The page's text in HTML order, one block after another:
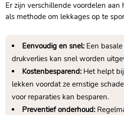
Er zijn verschillende voordelen
als methode om lekkages op te
Eenvoudig en snel:Een
drukverlies kan snel worden
Kostenbesparend:Het helpt
lekken voordat ze ernstige
voor reparaties kan besparen.​
Preventief onderhoud: